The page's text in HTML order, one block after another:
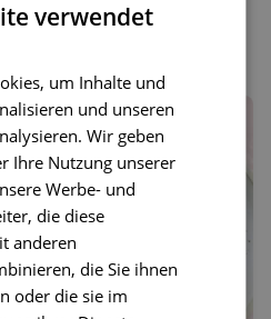
verwendet
um Inhalte und
und unseren
Wir geben
Ihre Nutzung unserer
Werbe- und
die diese
anderen
die Sie ihnen
oder die sie im